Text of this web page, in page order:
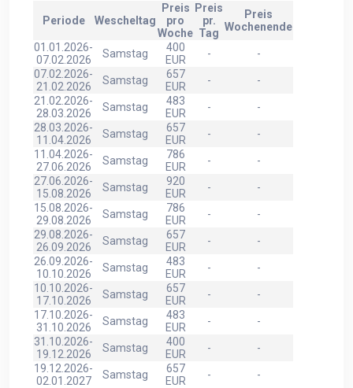
Periode Wescheltag
Preis
pro
Woche
Preis
pr.
Tag
Preis
Wochenende
01.01.2026-
07.02.2026
Samstag
400
EUR
-
-
07.02.2026-
21.02.2026
Samstag
657
EUR
-
-
21.02.2026-
28.03.2026
Samstag
483
EUR
-
-
28.03.2026-
11.04.2026
Samstag
657
EUR
-
-
11.04.2026-
27.06.2026
Samstag
786
EUR
-
-
27.06.2026-
15.08.2026
Samstag
920
EUR
-
-
15.08.2026-
29.08.2026
Samstag
786
EUR
-
-
29.08.2026-
26.09.2026
Samstag
657
EUR
-
-
26.09.2026-
10.10.2026
Samstag
483
EUR
-
-
10.10.2026-
17.10.2026
Samstag
657
EUR
-
-
17.10.2026-
31.10.2026
Samstag
483
EUR
-
-
31.10.2026-
19.12.2026
Samstag
400
EUR
-
-
19.12.2026-
02.01.2027
Samstag
657
EUR
- -